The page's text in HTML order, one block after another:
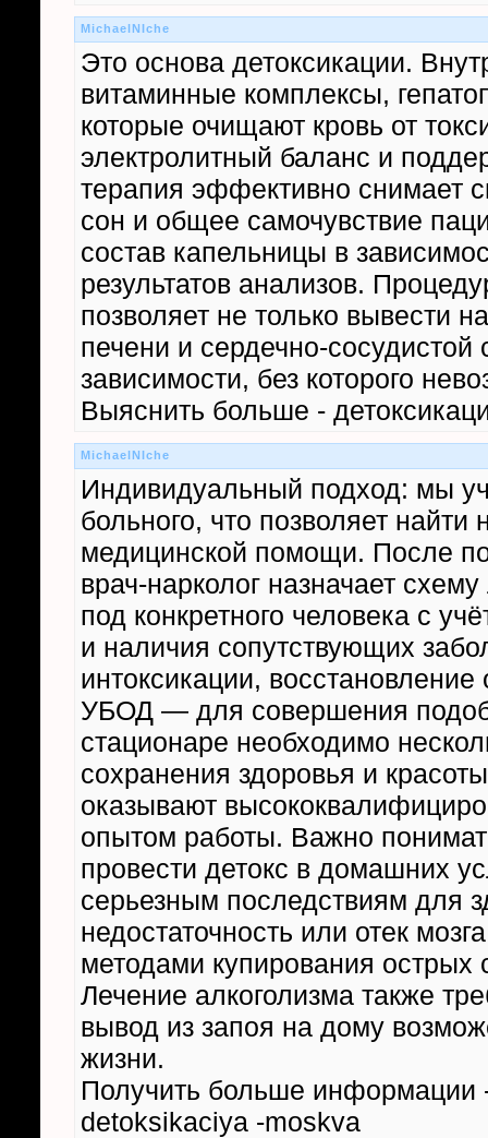
MichaelNIche
Это основа детоксикации.
витаминные комплексы,
которые очищают кровь от
электролитный баланс и
терапия эффективно снимает
сон и общее самочувствие
состав капельницы в
результатов анализов.
позволяет не только вывести
печени и сердечно-
зависимости, без которого
Выяснить больше -
MichaelNIche
Индивидуальный подход: мы
больного, что позволяет
медицинской помощи. После
врач-нарколог назначает
под конкретного человека с
и наличия сопутствующих
интоксикации,
УБОД — для совершения
стационаре необходимо
сохранения здоровья и
оказывают
опытом работы. Важно
провести детокс в домашних
серьезным последствиям для
недостаточность или отек
методами купирования острых
Лечение алкоголизма также
вывод из запоя на дому
жизни.
Получить больше информации
detoksikaciya -moskva